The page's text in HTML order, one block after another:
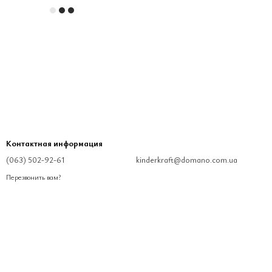
Контактная информация
(063) 502-92-61
Перезвонить вам?
kinderkraft@domano.com.ua